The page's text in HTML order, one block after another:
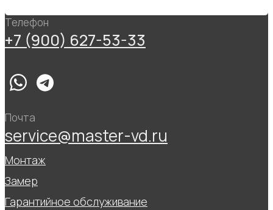
Телефон
+7 (900) 627-53-33
Почта
service@master-vd.ru
Монтаж
Замер
Гарантийное обслуживание